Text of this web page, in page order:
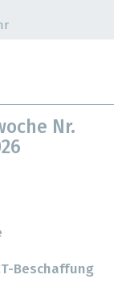
Nr.
Beschaffung